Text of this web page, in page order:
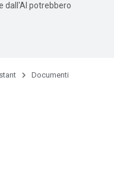
dall'AI potrebbero
Documenti